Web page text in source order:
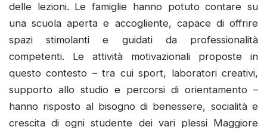
delle lezioni. Le famiglie hanno potuto contare su
una scuola aperta e accogliente, capace di offrire
spazi stimolanti e guidati da professionalità
competenti. Le attività motivazionali proposte in
questo contesto – tra cui sport, laboratori creativi,
supporto allo studio e percorsi di orientamento –
hanno risposto al bisogno di benessere, socialità e
crescita di ogni studente dei vari plessi Maggiore